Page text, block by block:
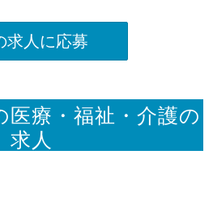
求人に応募
医療・福祉・介護の
求人